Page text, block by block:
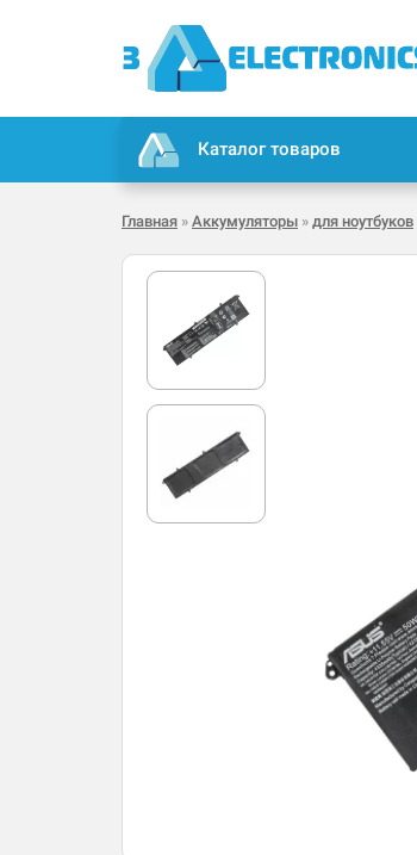
Каталог товаров
Главная » Аккумуляторы » для ноутбуков